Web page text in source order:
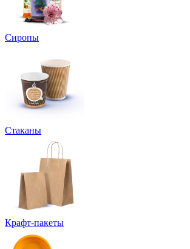
Сиропы
Стаканы
Крафт-пакеты